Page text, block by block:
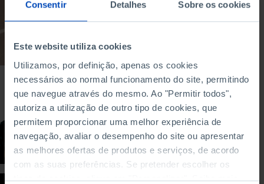
Consentir Detalhes Sobre os cookies
Este website utiliza cookies
Utilizamos, por definição, apenas os cookies
necessários ao normal funcionamento do site, permitindo
que navegue através do mesmo. Ao "Permitir todos",
autoriza a utilização de outro tipo de cookies, que
permitem proporcionar uma melhor experiência de
navegação, avaliar o desempenho do site ou apresentar
as melhores ofertas de produtos e serviços, de acordo
com as suas preferências. Se pretender escolher os
tipos de cookies, clique em "Personalizar". Saiba mais
BARÓMETRO
Barómetro do Turismo
12/11/2025
31 MIN